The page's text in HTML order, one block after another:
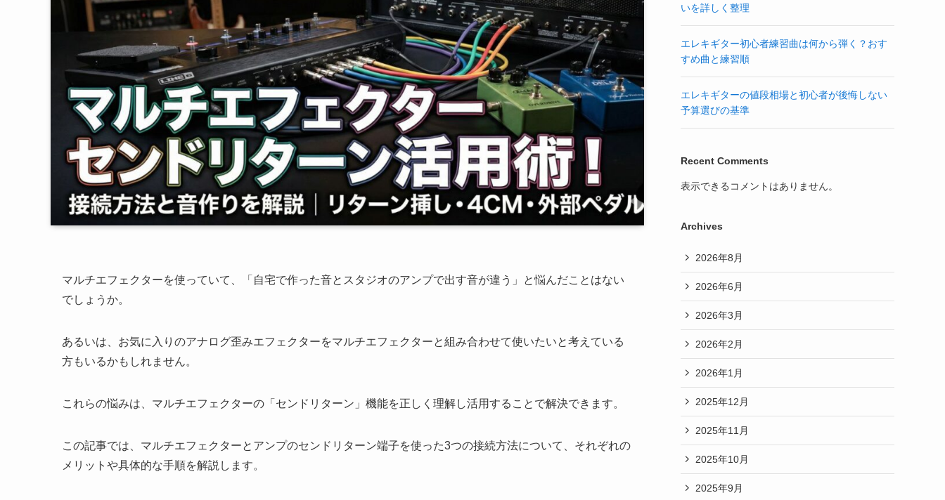
マルチエフェクターを使っていて、「自宅で作った音とスタジオのアンプで出す音が違う」と悩んだことはない
でしょうか。
あるいは、お気に入りのアナログ歪みエフェクターをマルチエフェクターと組み合わせて使いたいと考えている
方もいるかもしれません。
これらの悩みは、マルチエフェクターの「センドリターン」機能を正しく理解し活用することで解決できます。
この記事では、マルチエフェクターとアンプのセンドリターン端子を使った3つの接続方法について、それぞれの
メリットや具体的な手順を解説します。
いを詳しく整理
エレキギター初心者練習曲は何から弾く？おす
すめ曲と練習順
エレキギターの値段相場と初心者が後悔しない
予算選びの基準
Recent Comments
表示できるコメントはありません。
Archives
2026年8月
2026年6月
2026年3月
2026年2月
2026年1月
2025年12月
2025年11月
2025年10月
2025年9月